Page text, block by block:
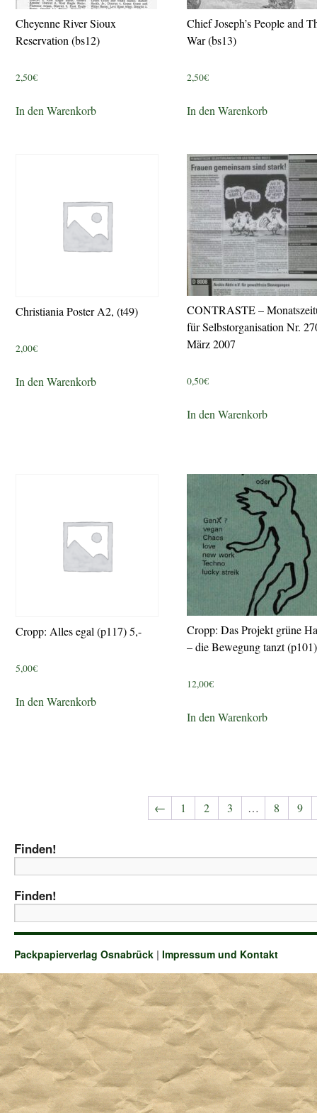
Cheyenne River Sioux
Reservation (bs12)
2,50€
In den Warenkorb
Chief Joseph’s People and
War (bs13)
2,50€
In den Warenkorb
Christiania Poster A2, (t49)
2,00€
In den Warenkorb
CONTRASTE –
für Selbstorganisation Nr.
März 2007
0,50€
In den Warenkorb
Cropp: Alles egal (p117) 5,-
5,00€
In den Warenkorb
Cropp: Das Projekt grüne
– die Bewegung tanzt (p101)
12,00€
In den Warenkorb
← 1 2 3 … 8 9
Finden!
Finden!
Packpapierverlag Osnabrück | Impressum und Kontakt